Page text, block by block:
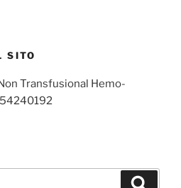
SITO
Transfusional Hemo-